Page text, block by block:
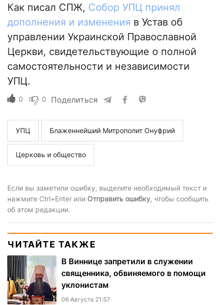
Как писал СПЖ, Собор УПЦ принял
дополнения и изменения в Устав об
управлении Украинской Православной
Церкви, свидетельствующие о полной
самостоятельности и независимости
УПЦ.
0 0 Поделиться
УПЦ Блаженнейший Митрополит Онуфрий
Церковь и общество
Если вы заметили ошибку, выделите необходимый текст и
нажмите Ctrl+Enter или Отправить ошибку, чтобы сообщить
об этом редакции.
ЧИТАЙТЕ ТАКЖЕ
В Виннице запретили в служении
священника, обвиняемого в помощи
уклонистам
06 Августа 21:57